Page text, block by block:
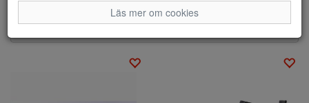
Läs mer om cookies